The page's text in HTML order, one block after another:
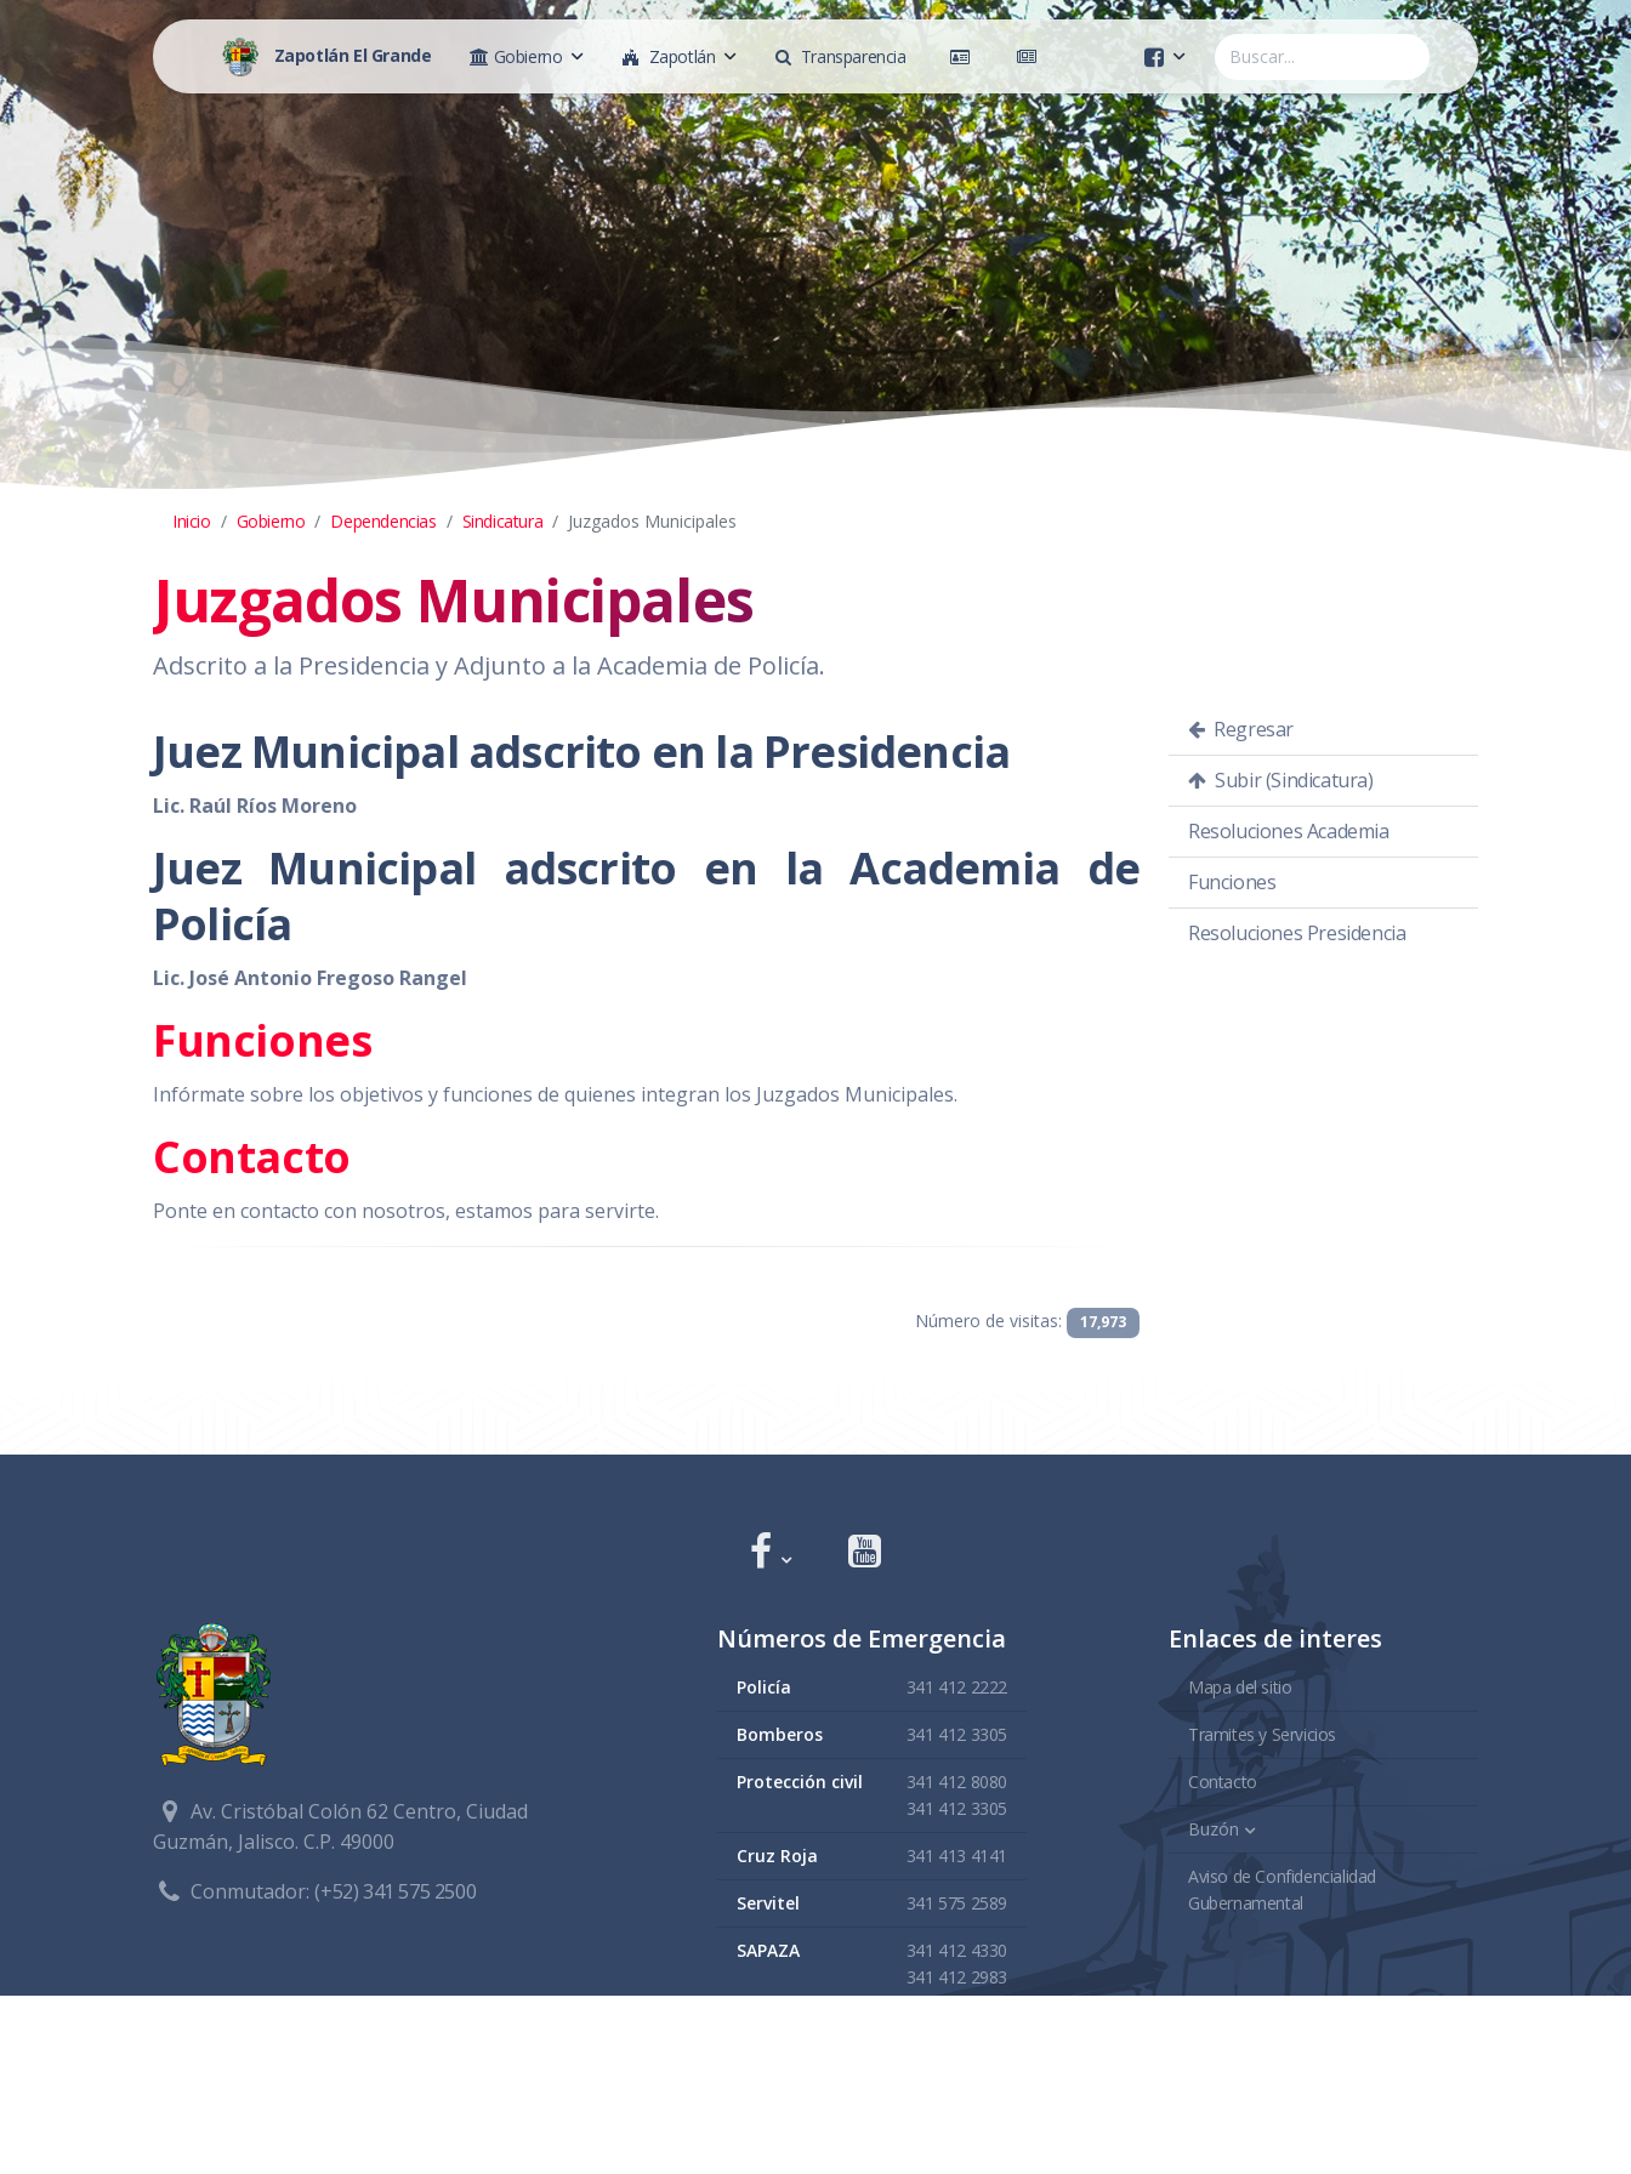
Zapotlán El Grande Gobierno Zapotlán Transparencia
Cuenta Oficial
Construcción de Comunidad
Servicios Públicos
Instituto de la Mujer
Tránsito y Vialidad
Gestión de la Ciudad
Youtube
Inicio Gobierno Dependencias Sindicatura Juzgados Municipales
Juzgados Municipales
Adscrito a la Presidencia y Adjunto a la Academia de Policía.
Juez Municipal adscrito en la Presidencia
Lic. Raúl Ríos Moreno
Juez Municipal adscrito en la Academia de
Policía
Lic. José Antonio Fregoso Rangel
Funciones
Infórmate sobre los objetivos y funciones de quienes integran los Juzgados Municipales.
Contacto
Ponte en contacto con nosotros, estamos para servirte.
Número de visitas: 17,973
Regresar
Subir (Sindicatura)
Resoluciones Academia
Funciones
Resoluciones Presidencia
Av. Cristóbal Colón 62 Centro, Ciudad
Guzmán, Jalisco. C.P. 49000
Conmutador:(+52) 341 575 2500
Números de Emergencia
Policía 341 412 2222
Bomberos 341 412 3305
Protección civil
341 412 8080
341 412 3305
Cruz Roja 341 413 4141
Servitel 341 575 2589
SAPAZA
341 412 4330
341 412 2983
Enlaces de interes
Mapa del sitio
Tramites y Servicios
Contacto
Buzón
Aviso de Confidencialidad
Gubernamental